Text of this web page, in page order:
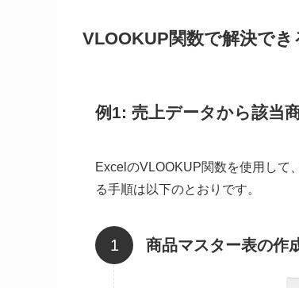
VLOOKUP関数で解決でき
例1: 売上データから該当
ExcelのVLOOKUP関数を使用して
る手順は以下のとおりです。
商品マスター表の作